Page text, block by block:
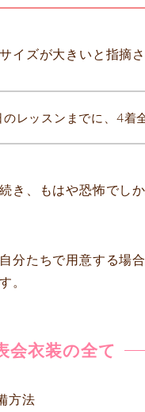
イズが大きいと指摘
のレッスンまでに、4着
き、もはや恐怖でし
分たちで用意する場
。
会衣装の全て
方法